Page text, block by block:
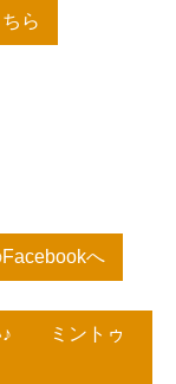
ら
へ
♪ ミントゥ